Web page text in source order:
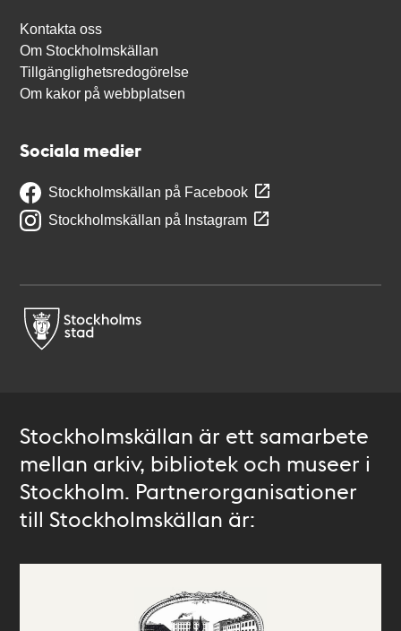
Kontakta oss
Om Stockholmskällan
Tillgänglighetsredogörelse
Om kakor på webbplatsen
Sociala medier
Stockholmskällan på Facebook
Stockholmskällan på Instagram
Stockholmskällan är ett samarbete
mellan arkiv, bibliotek och museer i
Stockholm. Partnerorganisationer
till Stockholmskällan är: